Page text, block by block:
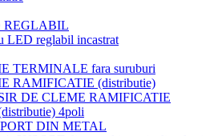
REGLABIL
LED reglabil incastrat
TERMINALE fara suruburi
RAMIFICATIE (distributie)
DE CLEME RAMIFICATIE
4poli
DIN METAL